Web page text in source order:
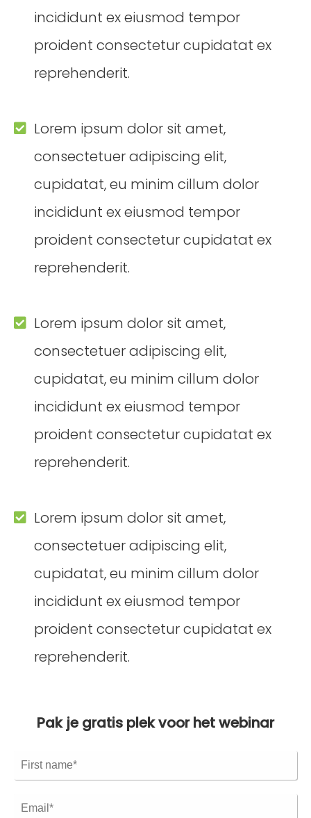
incididunt ex eiusmod tempor
proident consectetur cupidatat ex
reprehenderit.
Lorem ipsum dolor sit amet,
consectetuer adipiscing elit,
cupidatat, eu minim cillum dolor
incididunt ex eiusmod tempor
proident consectetur cupidatat ex
reprehenderit.
Lorem ipsum dolor sit amet,
consectetuer adipiscing elit,
cupidatat, eu minim cillum dolor
incididunt ex eiusmod tempor
proident consectetur cupidatat ex
reprehenderit.
Lorem ipsum dolor sit amet,
consectetuer adipiscing elit,
cupidatat, eu minim cillum dolor
incididunt ex eiusmod tempor
proident consectetur cupidatat ex
reprehenderit.
Pak je gratis plek voor het webinar